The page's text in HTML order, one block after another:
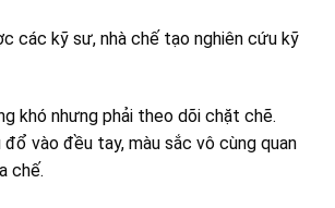
các kỹ sư, nhà chế tạo nghiên cứu kỹ
khó nhưng phải theo dõi chặt chẽ.
vào đều tay, màu sắc vô cùng quan
chế.